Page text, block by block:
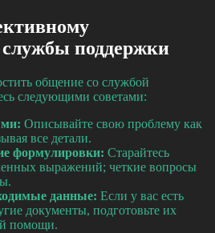
поддержки
общение со службой
следующими советами:
Описывайте свою проблему как
все детали.
формулировки: Старайтесь
выражений; четкие вопросы
данные: Если у вас есть
документы, подготовьте их
помощи.